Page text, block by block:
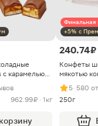
с карамелью
962.99 ₽ · 1кг
Финальная
+5% с
240.74 ₽
Конфеты
мякотью
5· 580
250г